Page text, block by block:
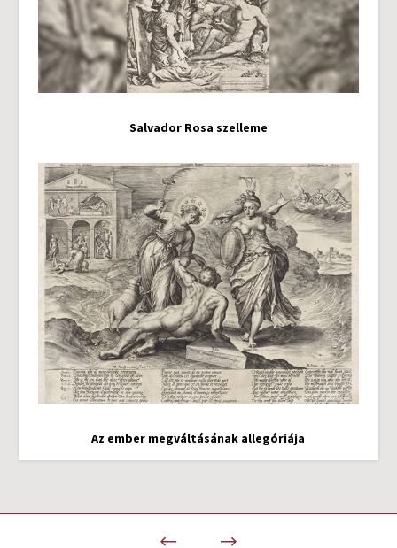
Salvador Rosa szelleme
Az ember megváltásának allegóriája